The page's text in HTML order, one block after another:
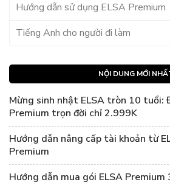
Hướng dẫn sử dụng ELSA Premium
Tiếng Anh cho người đi làm
NỘI DUNG MỚI
Mừng sinh nhật ELSA tròn 10 tuổi:
Premium trọn đời chỉ 2.999K
Hướng dẫn nâng cấp tài khoản từ
Premium
Hướng dẫn mua gói ELSA Premium